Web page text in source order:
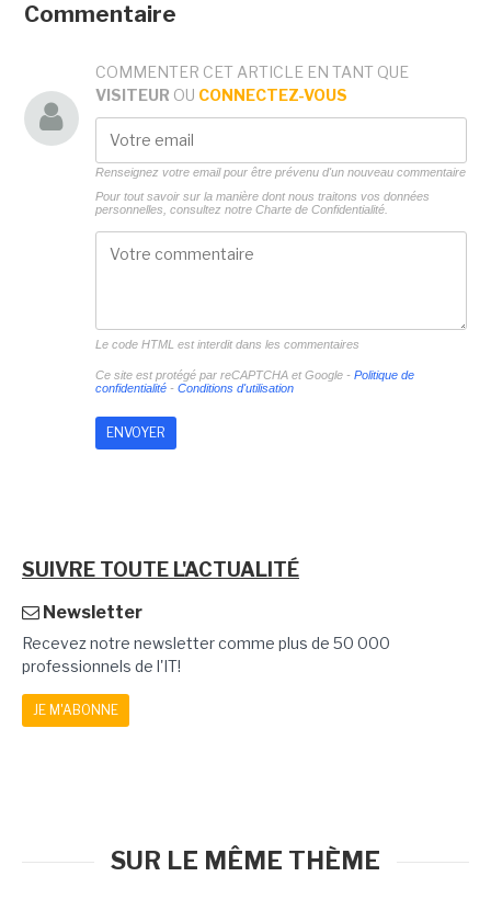
Commentaire
COMMENTER CET ARTICLE EN TANT QUE
VISITEUR OU CONNECTEZ-VOUS
Renseignez votre email pour être prévenu d'un nouveau commentaire
Pour tout savoir sur la manière dont nous traitons vos données
personnelles, consultez notre Charte de Confidentialité.
Le code HTML est interdit dans les commentaires
Ce site est protégé par reCAPTCHA et Google - Politique de
confidentialité- Conditions d'utilisation
SUIVRE TOUTE L'ACTUALITÉ
Newsletter
Recevez notre newsletter comme plus de 50 000
professionnels de l'IT!
JE M'ABONNE
SUR LE MÊME THÈME